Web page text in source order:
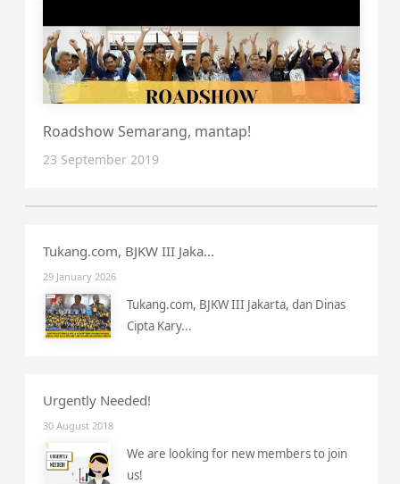
Roadshow Semarang, mantap!
23 September 2019
Tukang.com, BJKW III Jaka...
29 January 2026
Tukang.com, BJKW III Jakarta, dan Dinas
Cipta Kary...
Urgently Needed!
30 August 2018
We are looking for new members to join
us!